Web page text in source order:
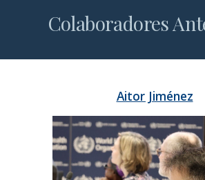
Colaboradores
Aitor Jiménez